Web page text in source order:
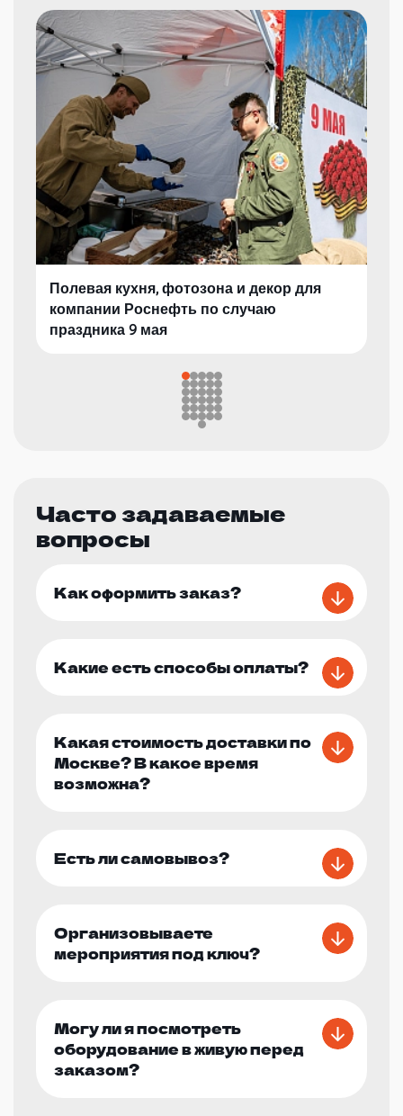
Полевая кухня, фотозона и декор для
компании Роснефть по случаю
праздника 9 мая
Часто задаваемые
вопросы
Как оформить заказ?
Какие есть способы оплаты?
Какая стоимость доставки по
Москве? В какое время
возможна?
Есть ли самовывоз?
Организовываете
мероприятия под ключ?
Могу ли я посмотреть
оборудование в живую перед
заказом?